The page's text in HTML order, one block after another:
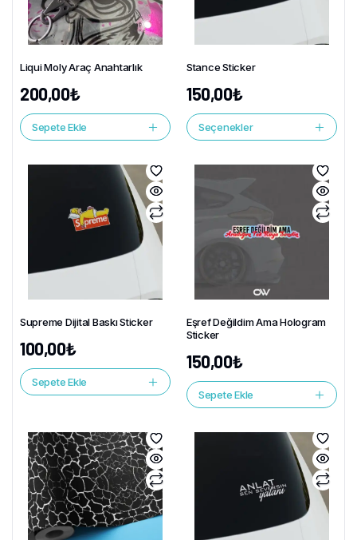
Liqui Moly Araç Anahtarlık
200,00₺
Sepete Ekle
Stance Sticker
150,00₺
Seçenekler
Supreme Dijital Baskı Sticker
100,00₺
Sepete Ekle
Eşref Değildim Ama Hologram
Sticker
150,00₺
Sepete Ekle